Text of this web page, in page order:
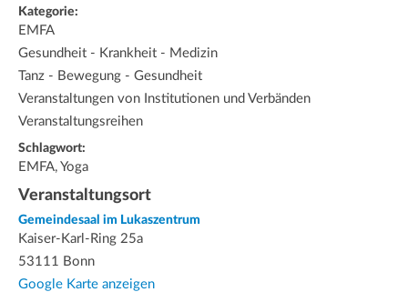
Kategorie:
EMFA
Gesundheit - Krankheit - Medizin
Tanz - Bewegung - Gesundheit
Veranstaltungen von Institutionen und Verbänden
Veranstaltungsreihen
Schlagwort:
EMFA, Yoga
Veranstaltungsort
Gemeindesaal im Lukaszentrum
Kaiser-Karl-Ring 25a
53111 Bonn
Google Karte anzeigen